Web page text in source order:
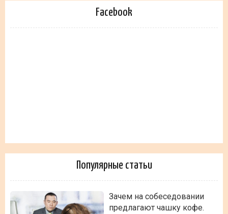
Facebook
Популярные статьи
Зачем на собеседовании
предлагают чашку кофе.